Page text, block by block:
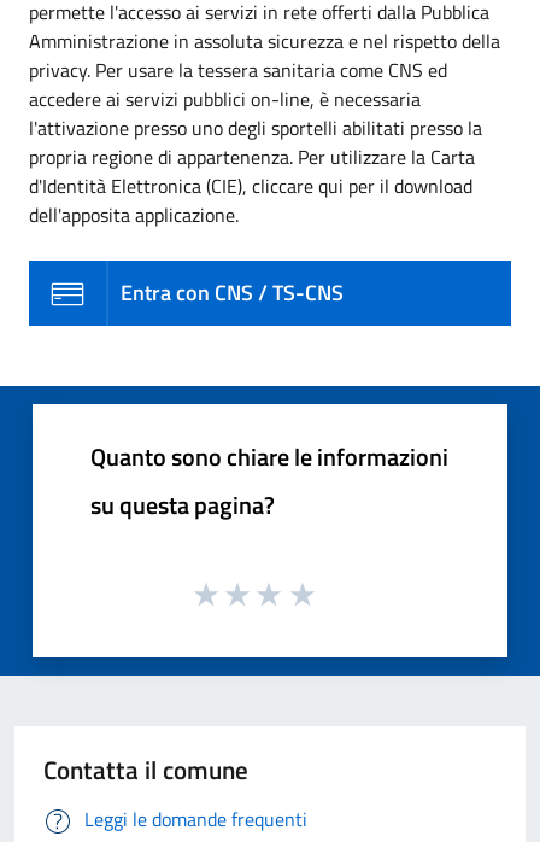
permette l'accesso ai servizi in rete offerti dalla Pubblica
Amministrazione in assoluta sicurezza e nel rispetto della
privacy. Per usare la tessera sanitaria come CNS ed
accedere ai servizi pubblici on-line, è necessaria
l'attivazione presso uno degli sportelli abilitati presso la
propria regione di appartenenza. Per utilizzare la Carta
d'Identità Elettronica (CIE), cliccare qui per il download
dell'apposita applicazione.
Entra con CNS / TS-CNS
Quanto sono chiare le informazioni
su questa pagina?
Contatta il comune
Leggi le domande frequenti